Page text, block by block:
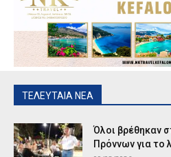
ΤΕΛΕΥΤΑΙΑ ΝΕΑ
Όλοι βρέθηκαν
Πρόννων για το